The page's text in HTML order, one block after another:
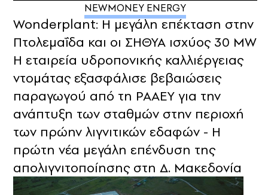
NEWMONEY ENERGY
Wonderplant: Η μεγάλη επέκταση στην
Πτολεμαΐδα και οι ΣΗΘΥΑ ισχύος 30 MW
Η εταιρεία υδροπονικής καλλιέργειας
ντομάτας εξασφάλισε βεβαιώσεις
παραγωγού από τη ΡΑΑΕΥ για την
ανάπτυξη των σταθμών στην περιοχή
των πρώην λιγνιτικών εδαφών - Η
πρώτη νέα μεγάλη επένδυση της
απολιγνιτοποίησης στη Δ. Μακεδονία